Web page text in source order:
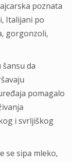
poznata
Italijani po
gorgonzoli,
da
pomagalo
i svrljiškog
se sipa mleko,